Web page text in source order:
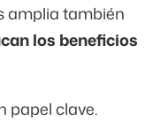
amplia también
los beneficios
papel clave.